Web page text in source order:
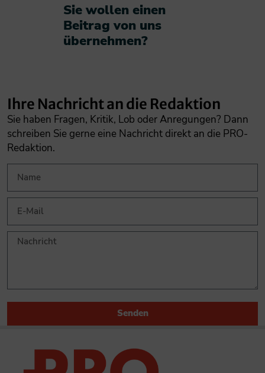
Sie wollen einen
Beitrag von uns
übernehmen?​
Ihre Nachricht an die Redaktion
Sie haben Fragen, Kritik, Lob oder Anregungen? Dann
schreiben Sie gerne eine Nachricht direkt an die PRO-
Redaktion.
Senden